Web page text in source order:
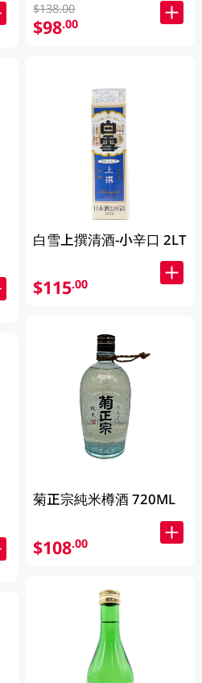
$138.00
$98.00
白雪上撰清酒-小辛口 2LT
$115.00
菊正宗純米樽酒 720ML
$108.00